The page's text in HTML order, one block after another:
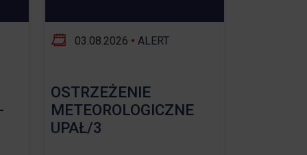
03.08.2026 • ALERT
OSTRZEŻENIE
METEOROLOGICZNE
UPAŁ/3